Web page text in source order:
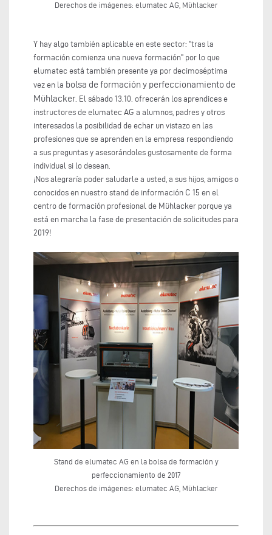
Derechos de imágenes: elumatec AG, Mühlacker
Y hay algo también aplicable en este sector: "tras la
formación comienza una nueva formación" por lo que
elumatec está también presente ya por decimoséptima
vez en la bolsa de formación y perfeccionamiento de
Mühlacker . El sábado 13.10. ofrecerán los aprendices e
instructores de elumatec AG a alumnos, padres y otros
interesados la posibilidad de echar un vistazo en las
profesiones que se aprenden en la empresa respondiendo
a sus preguntas y asesorándoles gustosamente de forma
individual si lo desean.
¡Nos alegraría poder saludarle a usted, a sus hijos, amigos o
conocidos en nuestro stand de información C 15 en el
centro de formación profesional de Mühlacker porque ya
está en marcha la fase de presentación de solicitudes para
2019!
Stand de elumatec AG en la bolsa de formación y
perfeccionamiento de 2017
Derechos de imágenes: elumatec AG, Mühlacker